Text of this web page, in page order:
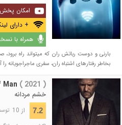
امکان پخش
+ دارای
همراه با
بارنی و دوست رباتش ران که میتواند راه
بخاطر رفتارهای اشتباه ران، سفری ماجراجویانه را
( 2021 )
خشم مردانه
7.2 از 10 توسط 96,731